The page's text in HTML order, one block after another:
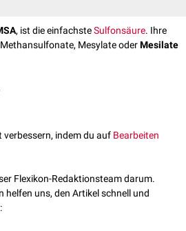
, ist die einfachsteSulfonsäure. Ihre
Mesylate oderMesilate
verbessern, indem du auf Bearbeiten
Flexikon-Redaktionsteam darum.
helfen uns, den Artikel schnell und